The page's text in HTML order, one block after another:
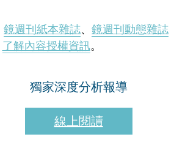
鏡週刊紙本雜誌、 鏡週刊動態雜誌
了解內容授權資訊。
獨家深度分析報導
線上閱讀